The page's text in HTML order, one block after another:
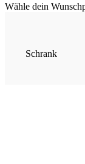
Wähle dein
Schrank